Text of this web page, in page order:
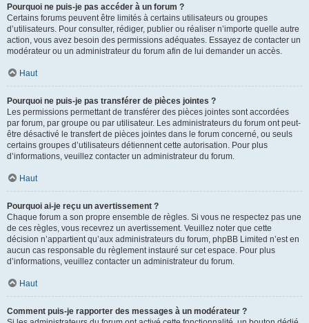
Pourquoi ne puis-je pas accéder à un forum ?
Certains forums peuvent être limités à certains utilisateurs ou groupes
d’utilisateurs. Pour consulter, rédiger, publier ou réaliser n’importe quelle autre
action, vous avez besoin des permissions adéquates. Essayez de contacter un
modérateur ou un administrateur du forum afin de lui demander un accès.
Haut
Pourquoi ne puis-je pas transférer de pièces jointes ?
Les permissions permettant de transférer des pièces jointes sont accordées
par forum, par groupe ou par utilisateur. Les administrateurs du forum ont peut-
être désactivé le transfert de pièces jointes dans le forum concerné, ou seuls
certains groupes d’utilisateurs détiennent cette autorisation. Pour plus
d’informations, veuillez contacter un administrateur du forum.
Haut
Pourquoi ai-je reçu un avertissement ?
Chaque forum a son propre ensemble de règles. Si vous ne respectez pas une
de ces règles, vous recevrez un avertissement. Veuillez noter que cette
décision n’appartient qu’aux administrateurs du forum, phpBB Limited n’est en
aucun cas responsable du règlement instauré sur cet espace. Pour plus
d’informations, veuillez contacter un administrateur du forum.
Haut
Comment puis-je rapporter des messages à un modérateur ?